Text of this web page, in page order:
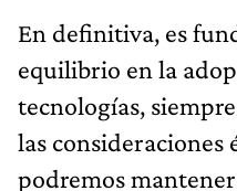
En definitiva, es
equilibrio en la
tecnologías,
las consideraciones
podremos